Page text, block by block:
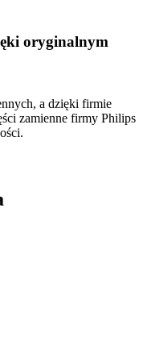
oryginalnym
a dzięki firmie
zamienne firmy Philips